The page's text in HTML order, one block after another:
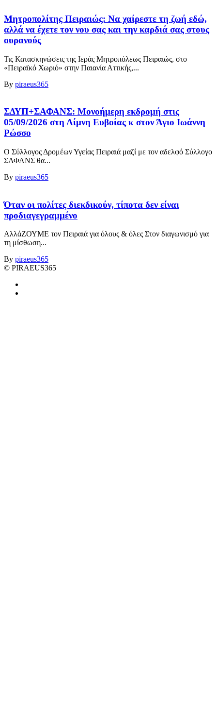
Μητροπολίτης Πειραιώς: Να χαίρεστε τη ζωή εδώ,
αλλά να έχετε τον νου σας και την καρδιά σας στους
ουρανούς
Τις Κατασκηνώσεις της Ιεράς Μητροπόλεως Πειραιώς, στο
«Πειραϊκό Χωριό» στην Παιανία Αττικής,...
By piraeus365
ΣΔΥΠ+ΣΑΦΑΝΣ: Μονοήμερη εκδρομή στις
05/09/2026 στη Λίμνη Ευβοίας κ στον Άγιο Ιωάννη
Ρώσσο
Ο Σύλλογος Δρομέων Υγείας Πειραιά μαζί με τον αδελφό Σύλλογο
ΣΑΦΑΝΣ θα...
By piraeus365
Όταν οι πολίτες διεκδικούν, τίποτα δεν είναι
προδιαγεγραμμένο
ΑλλάΖΟΥΜΕ τον Πειραιά για όλους & όλες Στον διαγωνισμό για
τη μίσθωση...
By piraeus365
© PIRAEUS365